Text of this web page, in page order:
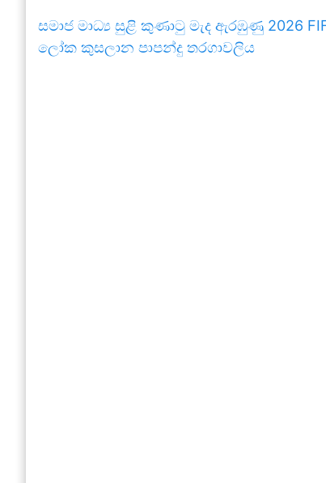
සමාජ මාධ්‍ය සුළි කුණාටු මැද ඇරඹුණු 2026
ලෝක කුසලාන පාපන්දු තරගාවලිය